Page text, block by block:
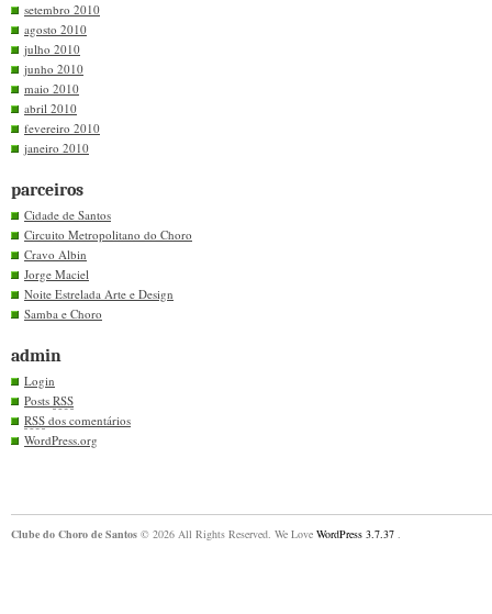
setembro 2010
agosto 2010
julho 2010
junho 2010
maio 2010
abril 2010
fevereiro 2010
janeiro 2010
parceiros
Cidade de Santos
Circuito Metropolitano do Choro
Cravo Albin
Jorge Maciel
Noite Estrelada Arte e Design
Samba e Choro
admin
Login
Posts RSS
RSS dos comentários
WordPress.org
Clube do Choro de Santos © 2026 All Rights Reserved. We Love WordPress 3.7.37 .